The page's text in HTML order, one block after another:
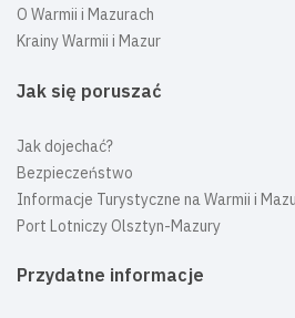
O Warmii i Mazurach
Krainy Warmii i Mazur
Jak się poruszać
Jak dojechać?
Bezpieczeństwo
Informacje Turystyczne na Warmii i
Port Lotniczy Olsztyn-Mazury
Przydatne informacje